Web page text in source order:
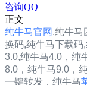
咨询QQ
正文
纯牛马官网 ,纯牛马
换码,纯牛马下载码
3.0,纯牛马4.0， 纯
8.0， 纯牛马9.0，
一键转发， 纯牛马